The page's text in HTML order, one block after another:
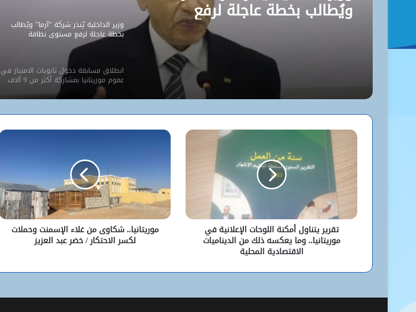
ويُطالب بخطة عاجلة لرفع
مستوى نظافة نواكشوط وزير الداخلية يُنذر شركة “آرما” ويُطالب
بخطة عاجلة لرفع مستوى نظافة
نواكشوط
انطلاق مسابقة دخول ثانويات الامتياز في
عموم موريتانيا بمشاركة أكثر من 9 آلاف
مترشح
كيف استخدم الاحتلال سلاح الإبعاد للتفرد
البيت الأبيض يفتح أخطر ملفات كورونا..
ماذا حدث داخل مختبر ووهان؟
شبكة التساقطات المطرية في ولايتي
الحوض الشرقي وكوركول (الجمعة)
استقلالية وسيادة
“بنكيلي” يتصدر خدمات الدفع الإلكتروني
تقرير يتناول أمكنة اللوحات الإعلانية في
موريتانيا.. وما يعكسه ذلك من الديناميات
الاقتصادية المحلية
موريتانيا.. شكاوى من غلاء الإسمنت وحملات
لكسر الاحتكار / خضر عبد العزيز